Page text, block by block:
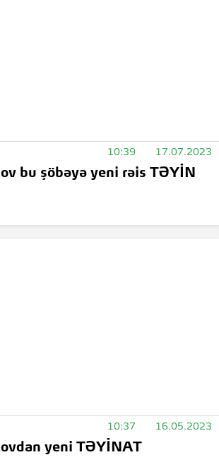
10:39 17.07.2023
bu şöbəyə yeni rəis TƏYİN
10:37 16.05.2023
yeni TƏYİNAT